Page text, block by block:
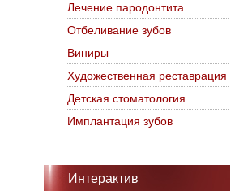
Лечение пародонтита
Отбеливание зубов
Виниры
Художественная реставрация
Детская стоматология
Имплантация зубов
Интерактив